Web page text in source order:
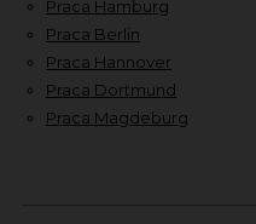
Praca Hamburg
Praca Berlin
Praca Hannover
Praca Dortmund
Praca Magdeburg